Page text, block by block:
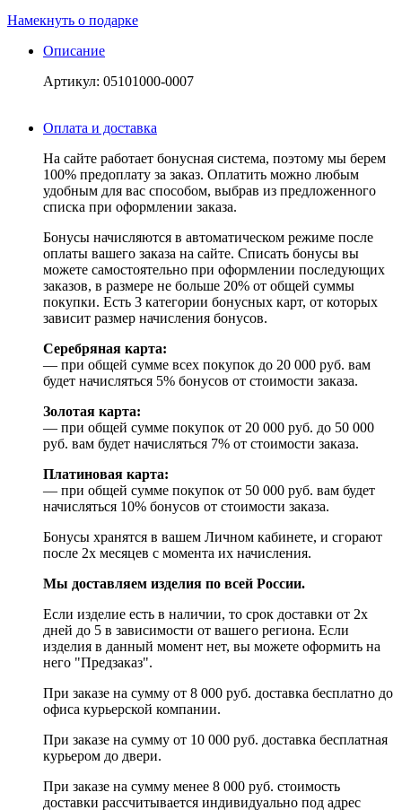
Намекнуть о подарке
Описание
Артикул: 05101000-0007
Оплата и доставка
На сайте работает бонусная система, поэтому мы берем
100% предоплату за заказ. Оплатить можно любым
удобным для вас способом, выбрав из предложенного
списка при оформлении заказа.
Бонусы начисляются в автоматическом режиме после
оплаты вашего заказа на сайте. Списать бонусы вы
можете самостоятельно при оформлении последующих
заказов, в размере не больше 20% от общей суммы
покупки. Есть 3 категории бонусных карт, от которых
зависит размер начисления бонусов.
Серебряная карта:
— при общей сумме всех покупок до 20 000 руб. вам
будет начисляться 5% бонусов от стоимости заказа.
Золотая карта:
— при общей сумме покупок от 20 000 руб. до 50 000
руб. вам будет начисляться 7% от стоимости заказа.
Платиновая карта:
— при общей сумме покупок от 50 000 руб. вам будет
начисляться 10% бонусов от стоимости заказа.
Бонусы хранятся в вашем Личном кабинете, и сгорают
после 2х месяцев с момента их начисления.
Мы доставляем изделия по всей России.
Если изделие есть в наличии, то срок доставки от 2х
дней до 5 в зависимости от вашего региона. Если
изделия в данный момент нет, вы можете оформить на
него "Предзаказ".
При заказе на сумму от 8 000 руб. доставка бесплатно до
офиса курьерской компании.
При заказе на сумму от 10 000 руб. доставка бесплатная
курьером до двери.
При заказе на сумму менее 8 000 руб. стоимость
доставки рассчитывается индивидуально под адрес